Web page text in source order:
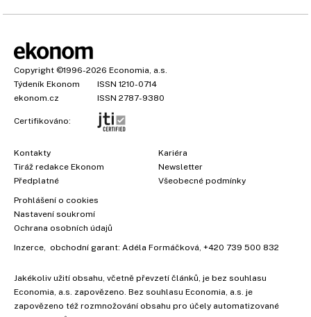
Copyright ©1996-2026 Economia, a.s.
Týdeník Ekonom
ISSN 1210-0714
ekonom.cz
ISSN 2787-9380
Certifikováno:
Kontakty
Tiráž redakce Ekonom
Předplatné
Kariéra
Newsletter
Všeobecné podmínky
Prohlášení o cookies
Nastavení soukromí
Ochrana osobních údajů
Inzerce , obchodní garant: Adéla Formáčková +420 739 500 832
Jakékoliv užití obsahu, včetně převzetí článků, je bez souhlasu
Economia, a.s. zapovězeno. Bez souhlasu Economia, a.s. je
zapovězeno též rozmnožování obsahu pro účely automatizované